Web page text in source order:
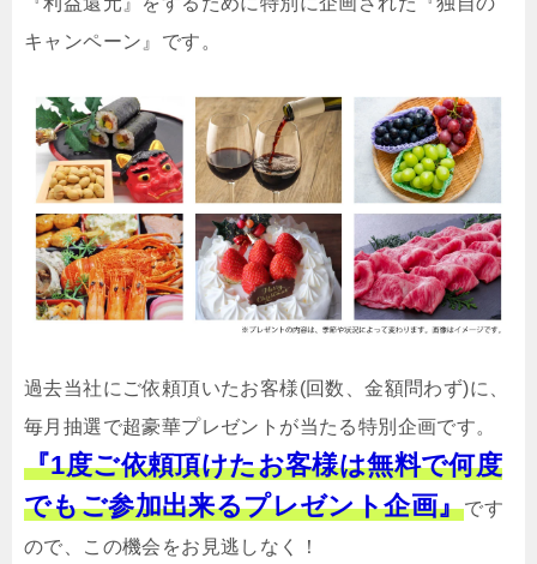
キャンペーン』です。
過去当社にご依頼頂いたお客様(回数、金額問わず)に、
毎月抽選で超豪華プレゼントが当たる特別企画です。
『1度ご依頼頂けたお客様は無料で何度
でもご参加出来るプレゼント企画』です
ので、この機会をお見逃しなく！